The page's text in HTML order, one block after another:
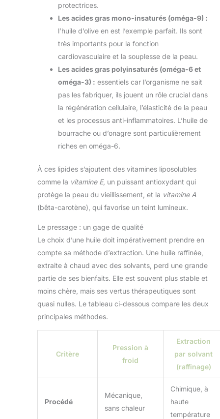
protectrices.
Les acides gras mono-insaturés (oméga-9) :
l’huile d’olive en est l’exemple parfait. Ils sont
très importants pour la fonction
cardiovasculaire et la souplesse de la peau.
Les acides gras polyinsaturés (oméga-6 et
oméga-3) : essentiels car l’organisme ne sait
pas les fabriquer, ils jouent un rôle crucial dans
la régénération cellulaire, l’élasticité de la peau
et les processus anti-inflammatoires. L’huile de
bourrache ou d’onagre sont particulièrement
riches en oméga-6.
À ces lipides s’ajoutent des vitamines liposolubles
comme la vitamine E, un puissant antioxydant qui
protège la peau du vieillissement, et la vitamine A
(bêta-carotène), qui favorise un teint lumineux.
Le pressage : un gage de qualité
Le choix d’une huile doit impérativement prendre en
compte sa méthode d’extraction. Une huile raffinée,
extraite à chaud avec des solvants, perd une grande
partie de ses bienfaits. Elle est souvent plus stable et
moins chère, mais ses vertus thérapeutiques sont
quasi nulles. Le tableau ci-dessous compare les deux
principales méthodes.
Critère
Pression à
froid
Extraction
par solvant
(raffinage)
Procédé
Mécanique,
sans chaleur
Chimique, à
haute
température